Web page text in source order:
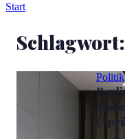
Start
Schlagwort:
Politik